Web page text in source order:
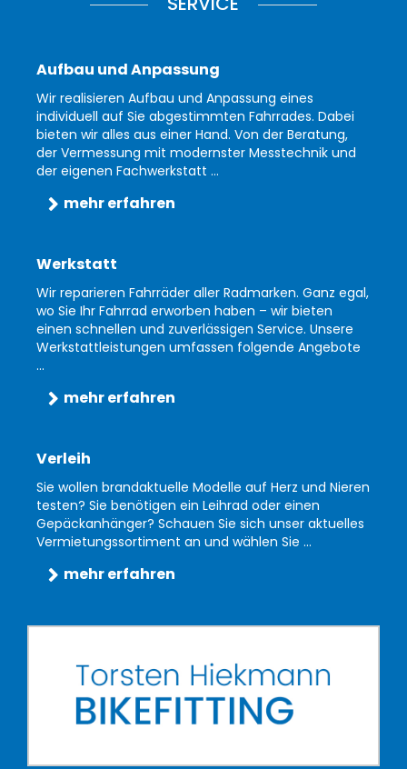
Aufbau und Anpassung
Wir realisieren Aufbau und Anpassung eines
individuell auf Sie abgestimmten Fahrrades. Dabei
bieten wir alles aus einer Hand. Von der Beratung,
der Vermessung mit modernster Messtechnik und
der eigenen Fachwerkstatt ...
mehr erfahren
Werkstatt
Wir reparieren Fahrräder aller Radmarken. Ganz egal,
wo Sie Ihr Fahrrad erworben haben – wir bieten
einen schnellen und zuverlässigen Service. Unsere
Werkstattleistungen umfassen folgende Angebote
...
mehr erfahren
Verleih
Sie wollen brandaktuelle Modelle auf Herz und Nieren
testen? Sie benötigen ein Leihrad oder einen
Gepäckanhänger? Schauen Sie sich unser aktuelles
Vermietungssortiment an und wählen Sie ...
mehr erfahren